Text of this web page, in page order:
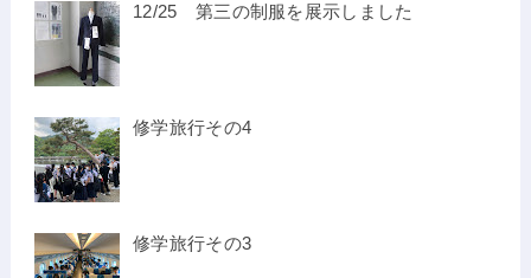
12/25 第三の制服を展示しました
修学旅行その4
修学旅行その3